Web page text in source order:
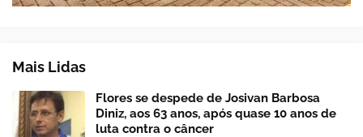
Mais Lidas
Flores se despede de Josivan Barbosa
Diniz, aos 63 anos, após quase 10 anos de
luta contra o câncer